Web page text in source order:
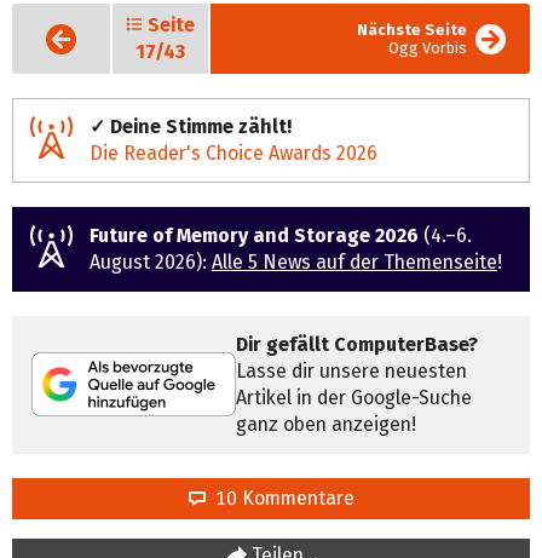
Vorige
Seite
Seite
17/43
Nächste Seite
Ogg Vorbis
✓ Deine Stimme zählt!
Die Reader's Choice Awards 2026
Future of Memory and Storage 2026 (4.–6.
August 2026): Alle 5 News auf der Themenseite!
Dir gefällt ComputerBase?
Lasse dir unsere neuesten
Artikel in der Google-Suche
ganz oben anzeigen!
10 Kommentare